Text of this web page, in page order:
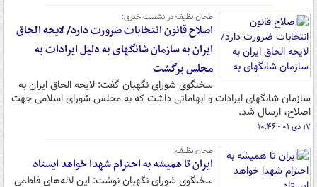
طحان نظیف در نشست خبری:
اصلاح قانون انتخابات ضرورت دارد/ لایحه الحاق
ایران به سازمان شانگهای به دلیل ایرادات به
مجلس برگشت
سخنگوی شورای نگهبان گفت: لایحه الحاق ایران به
سازمان شانگهای ایرادات و ابهاماتی داشت که به مجلس شورای اسلامی جهت
اصلاح، ارسال شد.
۱۷ دی ۰۱ - ۱۰:۴۶
طحان نظیف:
ایران تا همیشه به احترام شهدا خواهد ایستاد
سخنگوی شورای نگهبان نوشت: این لاله‌های فاطمی